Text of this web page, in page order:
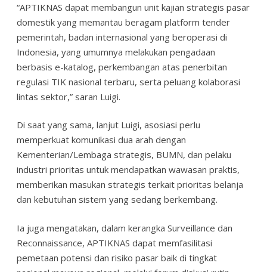
“APTIKNAS dapat membangun unit kajian strategis pasar
domestik yang memantau beragam platform tender
pemerintah, badan internasional yang beroperasi di
Indonesia, yang umumnya melakukan pengadaan
berbasis e-katalog, perkembangan atas penerbitan
regulasi TIK nasional terbaru, serta peluang kolaborasi
lintas sektor,” saran Luigi.
Di saat yang sama, lanjut Luigi, asosiasi perlu
memperkuat komunikasi dua arah dengan
Kementerian/Lembaga strategis, BUMN, dan pelaku
industri prioritas untuk mendapatkan wawasan praktis,
memberikan masukan strategis terkait prioritas belanja
dan kebutuhan sistem yang sedang berkembang.
Ia juga mengatakan, dalam kerangka Surveillance dan
Reconnaissance, APTIKNAS dapat memfasilitasi
pemetaan potensi dan risiko pasar baik di tingkat